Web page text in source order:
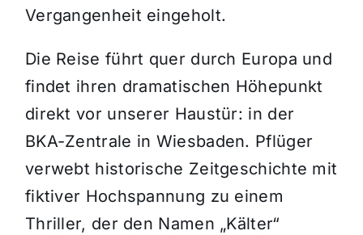
Vergangenheit eingeholt.
Die Reise führt quer durch Europa und
findet ihren dramatischen Höhepunkt
direkt vor unserer Haustür: in der
BKA-Zentrale in Wiesbaden. Pflüger
verwebt historische Zeitgeschichte mit
fiktiver Hochspannung zu einem
Thriller, der den Namen „Kälter“